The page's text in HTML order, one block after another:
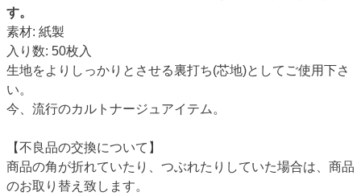
す。
素材: 紙製
入り数: 50枚入
生地をよりしっかりとさせる裏打ち(芯地)としてご使用下さ
い。
今、流行のカルトナージュアイテム。
【不良品の交換について】
商品の角が折れていたり、つぶれたりしていた場合は、商品
のお取り替え致します。